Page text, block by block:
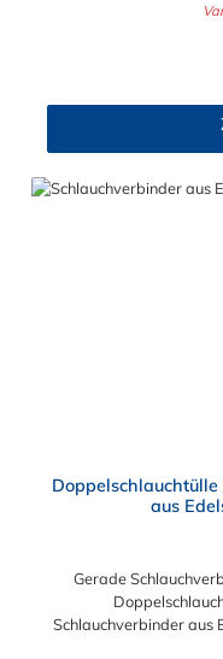
Schläuche sicher,
sogenannte
einen sicheren Halt
zusätzliche
Schlauchschelle
aus
Gerade
Schlauchverbinder aus